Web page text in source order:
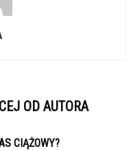
OD AUTORA
CIĄŻOWY?